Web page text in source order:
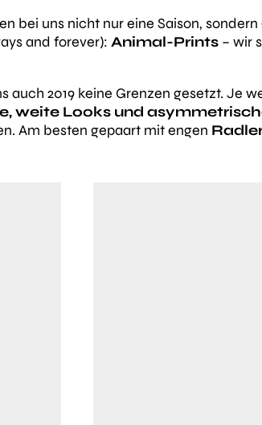
bei uns nicht nur eine Saison,
and forever): Animal-Prints – wir
2019 keine Grenzen gesetzt. Je
weite Looks und
Am besten gepaart mit engen